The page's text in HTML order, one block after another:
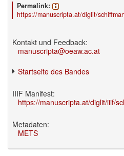
Permalink:
https://manuscripta.at/diglit/
Kontakt und Feedback:
manuscripta@oeaw.ac.at
Startseite des Bandes
IIIF Manifest:
https://manuscripta.at/diglit/iiif/
Metadaten:
METS